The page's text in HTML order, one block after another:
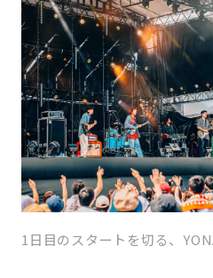
1日目のスタートを切る、